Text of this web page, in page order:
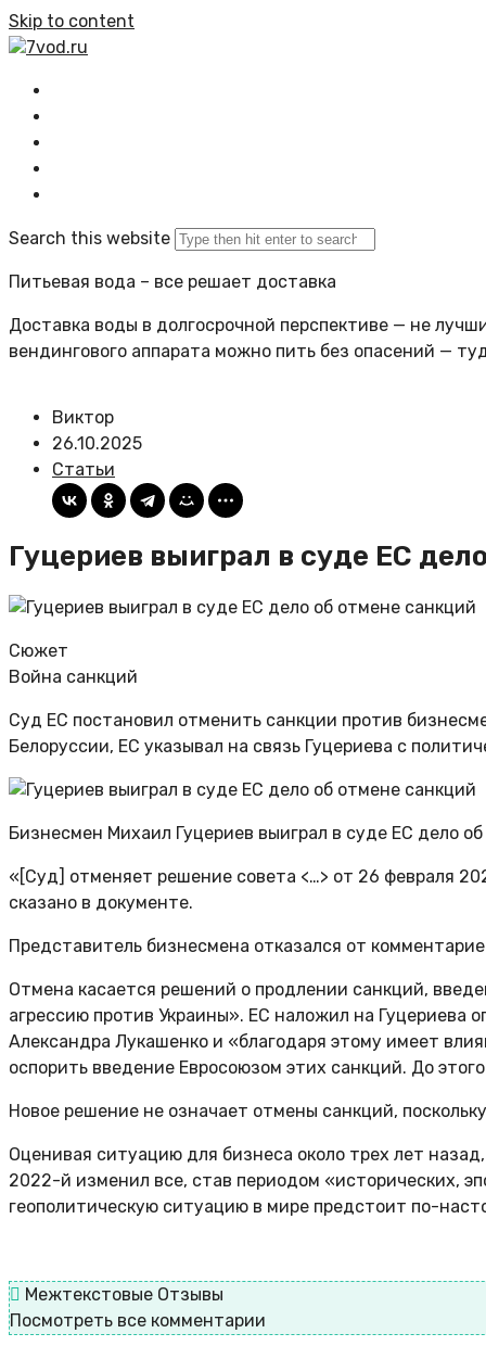
Skip to content
7vod.ru
Search this website
Питьевая вода – все решает доставка
Доставка воды в долгосрочной перспективе — не
вендингового аппарата можно пить без опасений —
Виктор
26.10.2025
Статьи
Гуцериев выиграл в суде ЕС
Сюжет
Война санкций
Суд ЕС постановил отменить санкции против
Белоруссии, ЕС указывал на связь Гуцериева с
Бизнесмен Михаил Гуцериев выиграл в суде ЕС дело
«[Суд] отменяет решение совета <…> от 26 февраля
сказано в документе.
Представитель бизнесмена отказался от
Отмена касается решений о продлении санкций,
агрессию против Украины». ЕС наложил на Гуцериева
Александра Лукашенко и «благодаря этому имеет
оспорить введение Евросоюзом этих санкций. До
Новое решение не означает отмены санкций,
Оценивая ситуацию для бизнеса около трех лет
2022-й изменил все, став периодом «исторических,
геополитическую ситуацию в мире предстоит по-
Межтекстовые Отзывы
Посмотреть все комментарии